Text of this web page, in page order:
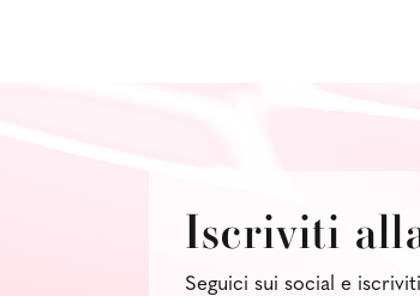
Iscriviti
Seguici sui social e